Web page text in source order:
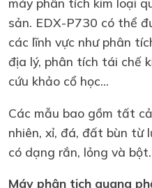
sản. EDX-P730 có thể
các lĩnh vực như phân
địa lý, phân tích tái chế
cứu khảo cổ học...
Các mẫu bao gồm tất
nhiên, xỉ, đá, đất bùn từ
có dạng rắn, lỏng và bột.
Máy phân tich quang